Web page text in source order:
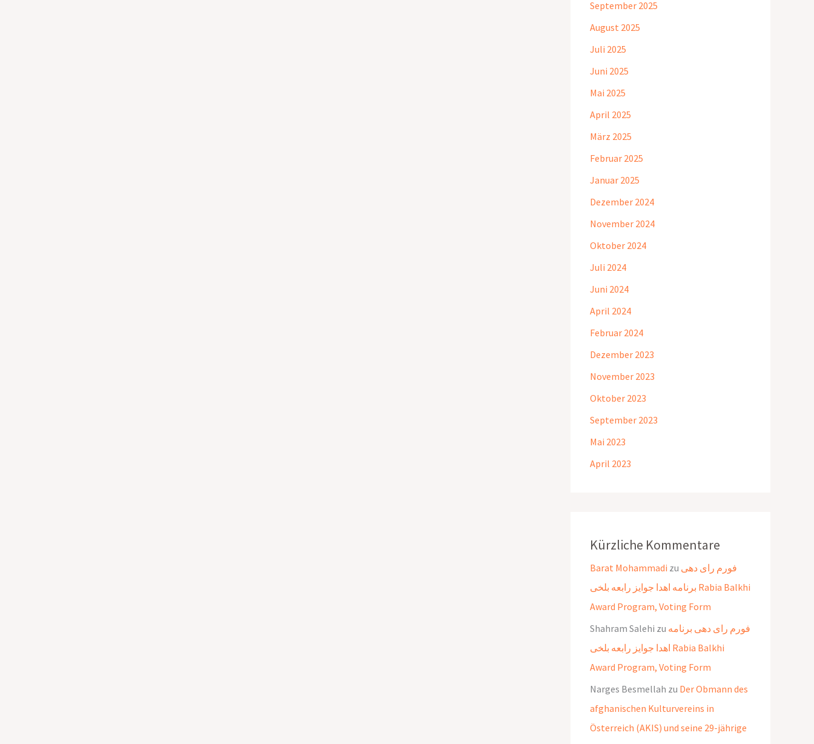
September 2025
August 2025
Juli 2025
Juni 2025
Mai 2025
April 2025
März 2025
Februar 2025
Januar 2025
Dezember 2024
November 2024
Oktober 2024
Juli 2024
Juni 2024
April 2024
Februar 2024
Dezember 2023
November 2023
Oktober 2023
September 2023
Mai 2023
April 2023
Kürzliche Kommentare
Barat Mohammadi zu فورم رای دهی
برنامه اهدا جوایز رابعه بلخی Rabia Balkhi
Award Program, Voting Form
Shahram Salehi zu فورم رای دهی برنامه
اهدا جوایز رابعه بلخی Rabia Balkhi
Award Program, Voting Form
Narges Besmellah zu Der Obmann des
afghanischen Kulturvereins in
Österreich (AKIS) und seine 29-jährige